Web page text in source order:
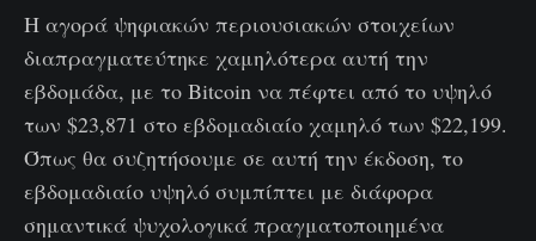
Η αγορά ψηφιακών περιουσιακών στοιχείων
διαπραγματεύτηκε χαμηλότερα αυτή την
εβδομάδα, με το Bitcoin να πέφτει από το υψηλό
των $23,871 στο εβδομαδιαίο χαμηλό των $22,199.
Όπως θα συζητήσουμε σε αυτή την έκδοση, το
εβδομαδιαίο υψηλό συμπίπτει με διάφορα
σημαντικά ψυχολογικά πραγματοποιημένα